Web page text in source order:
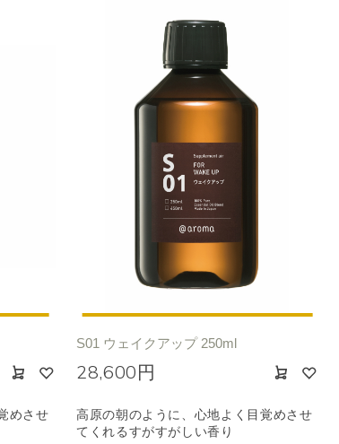
※一つお選びください
リフレッシュ 空気清浄･消臭
もてなし
※一つお選びください
ハーバル
キゾチック 和
めさせ
S01 ウェイクアップ 250ml
28,600円
高原の朝のように、心地よく目覚めさせ
てくれるすがすがしい香り